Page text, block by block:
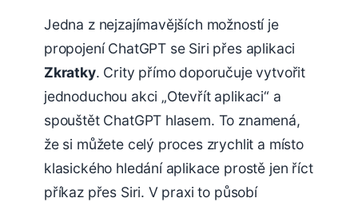
Jedna z nejzajímavějších možností je
propojení ChatGPT se Siri přes aplikaci
Zkratky. Crity přímo doporučuje vytvořit
jednoduchou akci „Otevřít aplikaci“ a
spouštět ChatGPT hlasem. To znamená,
že si můžete celý proces zrychlit a místo
klasického hledání aplikace prostě jen říct
příkaz přes Siri. V praxi to působí